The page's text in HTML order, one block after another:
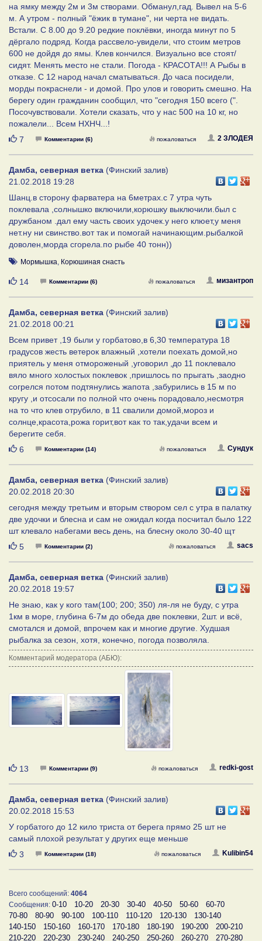
на ямку между 2м и 3м створами. Обманул,гад. Вывел на 5-6
м. А утром - полный "ёжик в тумане", ни черта не видать.
Встали. С 8.00 до 9.20 редкие поклёвки, иногда минут по 5
дёргало подряд. Когда рассвело-увидели, что стоим метров
600 не дойдя до ямы. Клев кончился. Визуально все стоят/
сидят. Менять место не стали. Погода - КРАСОТА!!! А Рыбы в
отказе. С 12 народ начал сматываться. До часа посидели,
морды покраснели - и домой. Про улов и говорить смешно. На
берегу один гражданин сообщил, что "сегодня 150 всего (".
Посочувствовали. Хотели сказать, что у нас 500 на 10 кг, но
пожалели... Всем НХНЧ...!
Нравится
7 Комментарии (6) 2 ЗЛОДЕЯ
пожаловаться
Дамба, северная ветка (Финский залив)
21.02.2018 19:28
Шанц.в сторону фарватера на 6метрах.с 7 утра чуть
поклевала ,солнышко включили,корюшку выключили.был с
дружбаном .дал ему часть своих удочек.у него клюет,у меня
нет.ну ни свинство.вот так и помогай начинающим.рыбалкой
доволен,морда сгорела.по рыбе 40 тонн))
Мормышка, Корюшиная снасть
Нравится
14 Комментарии (6) мизантроп
пожаловаться
Дамба, северная ветка (Финский залив)
21.02.2018 00:21
Всем привет ,19 были у горбатово,в 6,30 температура 18
градусов жесть ветерок влажный ,хотели поехать домой,но
приятель у меня отмороженый ,уговорил ,до 11 поклевало
вяло много холостых поклевок ,пришлось по прыгать ,заодно
согрелся потом подтянулись жапота ,забурились в 15 м по
кругу ,и отсосали по полной что очень порадовало,несмотря
на то что клев отрубило, в 11 свалили домой,мороз и
солнце,красота,рожа горит,вот как то так,удачи всем и
берегите себя.
Нравится
6 Комментарии (14) Сундук
пожаловаться
Дамба, северная ветка (Финский залив)
20.02.2018 20:30
сегодня между третьим и вторым створом сел с утра в палатку
две удочки и блесна и сам не ожидал когда посчитал было 122
шт клевало набегами весь день, на блесну около 30-40 щт
Нравится
5 Комментарии (2) sacs
пожаловаться
Дамба, северная ветка (Финский залив)
20.02.2018 19:57
Не знаю, как у кого там(100; 200; 350) ля-ля не буду, с утра
1км в море, глубина 6-7м до обеда две поклевки, 2шт. и всё,
смотался и домой, впрочем как и многие другие. Худшая
рыбалка за сезон, хотя, конечно, погода позволяла.
Комментарий модератора (АБЮ):
Нравится
13 Комментарии (9) redki-gost
пожаловаться
Дамба, северная ветка (Финский залив)
20.02.2018 15:53
У горбатого до 12 кило триста от берега прямо 25 шт не
самый плохой результат у других еще меньше
Нравится
3 Комментарии (18) Kulibin54
пожаловаться
Всего сообщений: 4064
Сообщения: 0-10 10-20 20-30 30-40 40-50 50-60
60-70
70-80
80-90 90-100 100-110 110-120 120-130
130-140
140-150
150-160 160-170 170-180 180-190 190-200
200-210
210-220
220-230 230-240 240-250 250-260 260-270 270-280